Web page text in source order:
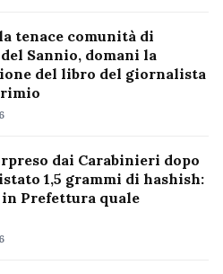
tenace comunità di
Sannio, domani la
del libro del giornalista
dai Carabinieri dopo
1,5 grammi di hashish:
in Prefettura quale